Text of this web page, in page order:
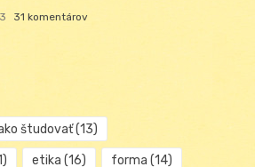
31 komentárov
študovať(13)
etika (16) forma (14)